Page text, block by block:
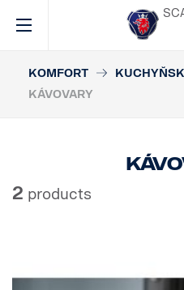
KOMFORT
KÁVOVARY
2 products